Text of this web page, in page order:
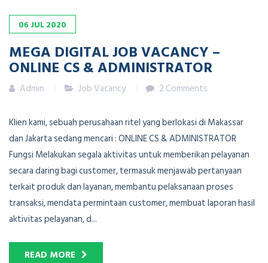
06 JUL2020
MEGA DIGITAL JOB VACANCY –
ONLINE CS & ADMINISTRATOR
Admin Job Vacancy 2 Comments
Klien kami, sebuah perusahaan ritel yang berlokasi di Makassar
dan Jakarta sedang mencari : ONLINE CS & ADMINISTRATOR
Fungsi Melakukan segala aktivitas untuk memberikan pelayanan
secara daring bagi customer, termasuk menjawab pertanyaan
terkait produk dan layanan, membantu pelaksanaan proses
transaksi, mendata permintaan customer, membuat laporan hasil
aktivitas pelayanan, d...
READ MORE